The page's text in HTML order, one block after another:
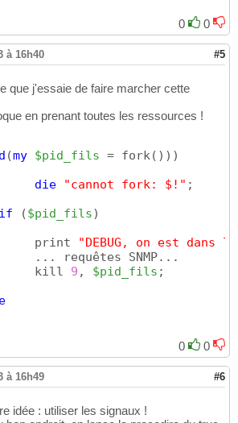
chr
8;
($i+1
"
= fork() ))
{
les
0
0
à 16h40 #5
que j'essaie de faire marcher cette
en prenant toutes les ressources !
(my $pid_fils = fork( ) ) )
die
"cannot fork: $!" ;
($pid_fils)
		print
"DEBUG, on est dans
		kill
9 , $pid_fils ;
() ;
0
0
à 16h49 #6
idée : utiliser les signaux !